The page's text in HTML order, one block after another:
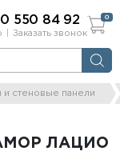
Заказать звонок
550 84 92 0
и стеновые панели
ЛАЦИО